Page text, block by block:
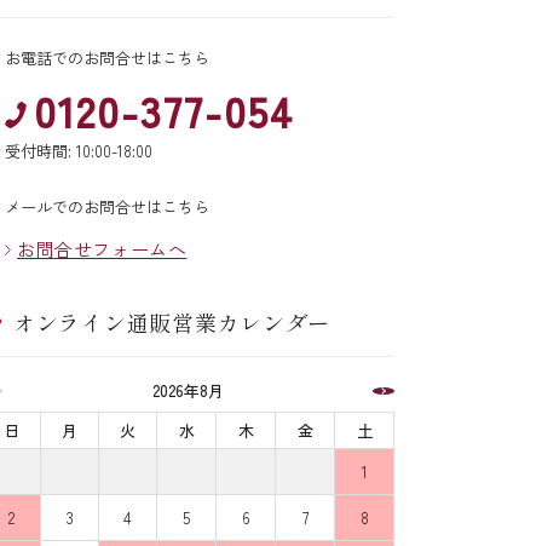
お電話でのお問合せはこちら
0120-377-054
受付時間: 10:00-18:00
メールでのお問合せはこちら
お問合せフォームへ
オンライン通販営業カレンダー
2026年8月
日
月 火 水 木 金
土
1
2
3 4 5 6 7
8